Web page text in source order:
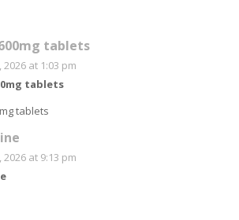
tablets
2026 at 1:03 pm
tablets
tablets
2026 at 9:13 pm